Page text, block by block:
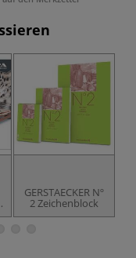
GERSTAECKER Nº
2 Zeichenblock